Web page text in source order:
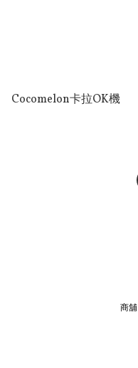
Cocomelon卡拉OK機
商舖